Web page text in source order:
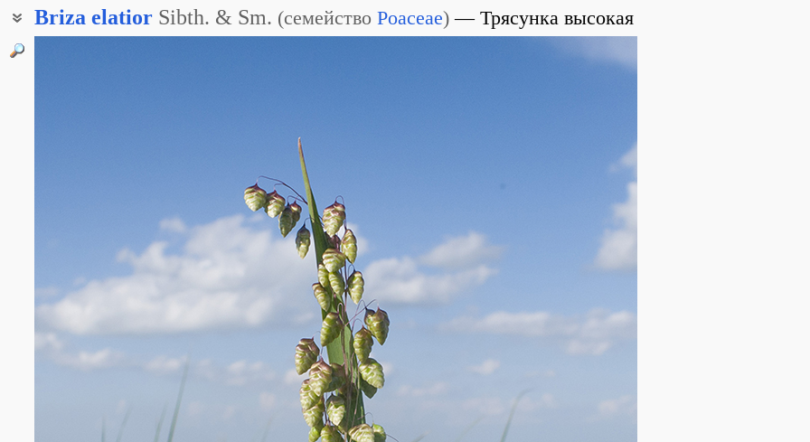
Briza elatior Sibth. & Sm. (семейство Poaceae) Трясунка высокая